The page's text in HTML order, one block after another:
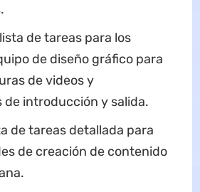
de tareas para los
de diseño gráfico para
de videos y
de introducción y salida.
de tareas detallada para
de creación de contenido